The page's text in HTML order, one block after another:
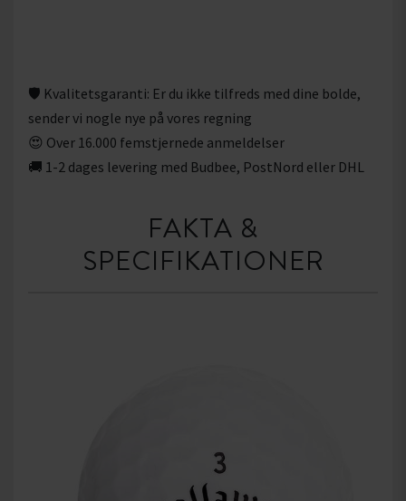
🛡 Kvalitetsgaranti: Er du ikke tilfreds med dine bolde,
sender vi nogle nye på vores regning
😍 Over 16.000 femstjernede anmeldelser
🚚 1-2 dages levering med Budbee, PostNord eller DHL
FAKTA &
SPECIFIKATIONER